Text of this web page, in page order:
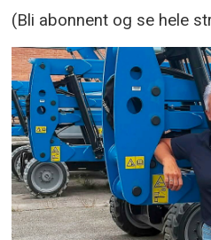
(Bli abonnent og se hele